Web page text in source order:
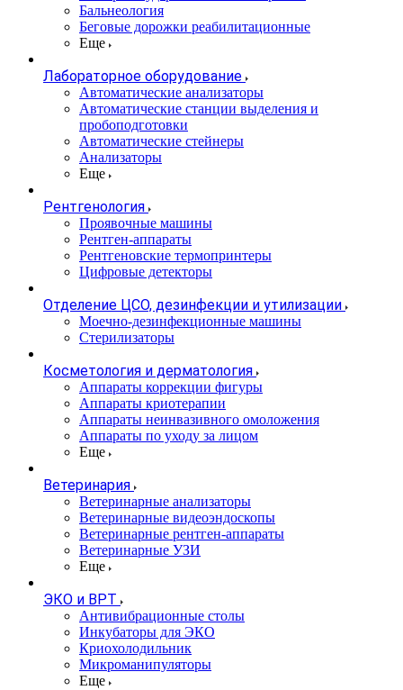
Бальнеология
Беговые дорожки реабилитационные
Еще
Лабораторное оборудование
Автоматические анализаторы
Автоматические станции выделения и
пробоподготовки
Автоматические стейнеры
Анализаторы
Еще
Рентгенология
Проявочные машины
Рентген-аппараты
Рентгеновские термопринтеры
Цифровые детекторы
Отделение ЦСО, дезинфекции и утилизации
Моечно-дезинфекционные машины
Стерилизаторы
Косметология и дерматология
Аппараты коррекции фигуры
Аппараты криотерапии
Аппараты неинвазивного омоложения
Аппараты по уходу за лицом
Еще
Ветеринария
Ветеринарные анализаторы
Ветеринарные видеоэндоскопы
Ветеринарные рентген-аппараты
Ветеринарные УЗИ
Еще
ЭКО и ВРТ
Антивибрационные столы
Инкубаторы для ЭКО
Криохолодильник
Микроманипуляторы
Еще